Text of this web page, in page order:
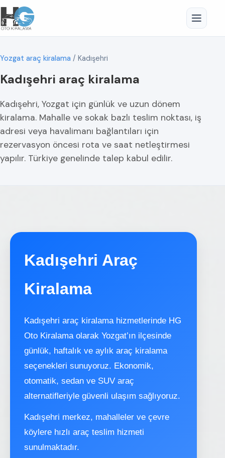
Yozgat araç kiralama / Kadışehri
Kadışehri araç kiralama
Kadışehri, Yozgat için günlük ve uzun dönem
kiralama. Mahalle ve sokak bazlı teslim noktası, iş
adresi veya havalimanı bağlantıları için
rezervasyon öncesi rota ve saat netleştirmesi
yapılır. Türkiye genelinde talep kabul edilir.
Kadışehri Araç
Kiralama
Kadışehri araç kiralama hizmetlerinde HG
Oto Kiralama olarak Yozgat’ın ilçesinde
günlük, haftalık ve aylık araç kiralama
seçenekleri sunuyoruz. Ekonomik,
otomatik, sedan ve SUV araç
alternatifleriyle güvenli ulaşım sağlıyoruz.
Kadışehri merkez, mahalleler ve çevre
köylere hızlı araç teslim hizmeti
sunulmaktadır.